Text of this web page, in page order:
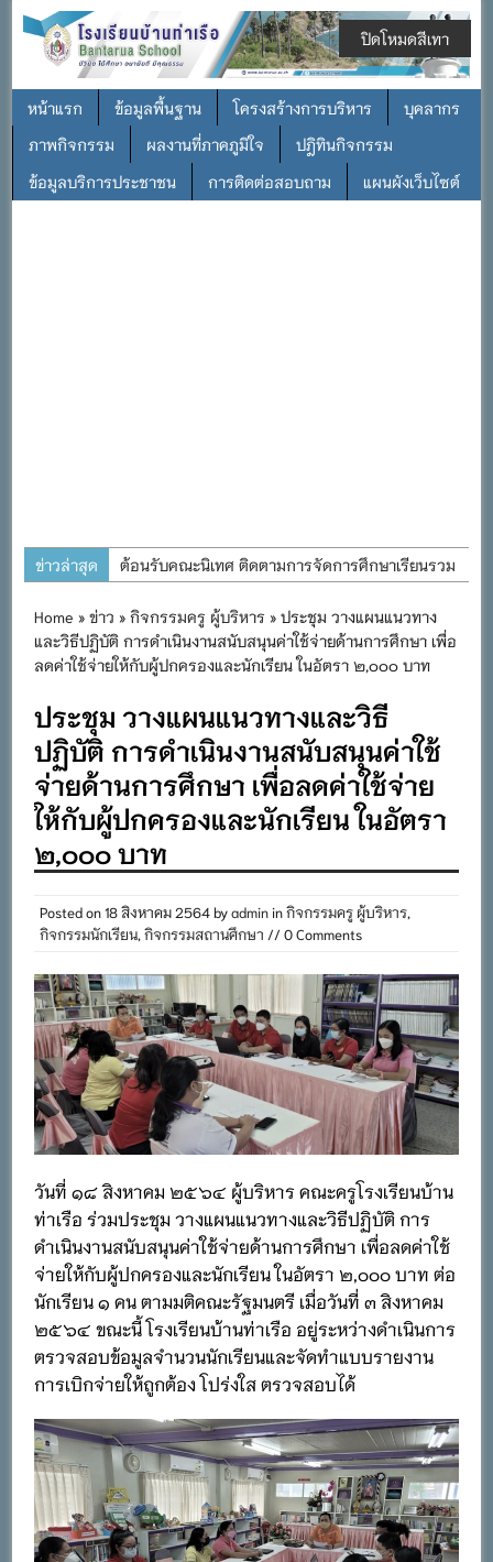
หน้าแรก ข้อมูลพื้นฐาน โครงสร้างการบริหาร
บุคลากร
ภาพกิจกรรม
ผลงานที่ภาคภูมิใจ
ปฎิทินกิจกรรม
ข้อมูลบริการประชาชน
การติดต่อสอบถาม แผนผังเว็บไซต์
ข่าวล่าสุด
ต้อนรับคณะนิเทศ ติดตามการจัดการศึกษาเรียนรวม
การอบรมการจัดทำแผนพัฒนาการจัดการศึกษาและ
แผนปฏิบัติการประจำปีของโรงเรียนในสังกัด
พิธีถวายเครื่องราชสักการะ วางพานพุ่ม และจุด
เทียนถวายพระพรชัยมงคล เนื่องในโอกาสวันเฉลิม
พระชนมพรรษา พระบาทสมเด็จพระเจ้าอยู่หัว ๒๘
กรกฎาคม ๒๕๖๙
กิจกรรมถวายเทียนพรรษา สืบสานพระพุทธศาสนา
เนื่องในวันอาสาฬหบูชาและวันเข้าพรรษา
กิจกรรม SAFETY FOR KIDS เสริมสร้างวินัยและ
ความปลอดภัยในการใช้รถใช้ถนน
Home »ข่าว »กิจกรรมครู ผู้บริหาร » ประชุม วางแผนแนวทาง
และวิธีปฏิบัติ การดำเนินงานสนับสนุนค่าใช้จ่ายด้านการศึกษา เพื่อ
ลดค่าใช้จ่ายให้กับผู้ปกครองและนักเรียน ในอัตรา ๒,๐๐๐ บาท
ประชุม วางแผนแนวทางและวิธี
ปฏิบัติ การดำเนินงานสนับสนุนค่าใช้
จ่ายด้านการศึกษา เพื่อลดค่าใช้จ่าย
ให้กับผู้ปกครองและนักเรียน ในอัตรา
๒,๐๐๐ บาท
Posted on18 สิงหาคม 2564byadmininกิจกรรมครู ผู้บริหาร,
กิจกรรมนักเรียน,กิจกรรมสถานศึกษา // 0 Comments
วันที่ ๑๘ สิงหาคม ๒๕๖๔ ผู้บริหาร คณะครูโรงเรียนบ้าน
ท่าเรือ ร่วมประชุม วางแผนแนวทางและวิธีปฏิบัติ การ
ดำเนินงานสนับสนุนค่าใช้จ่ายด้านการศึกษา เพื่อลดค่าใช้
จ่ายให้กับผู้ปกครองและนักเรียน ในอัตรา ๒,๐๐๐ บาท ต่อ
นักเรียน ๑ คน ตามมติคณะรัฐมนตรี เมื่อวันที่ ๓ สิงหาคม
๒๕๖๔ ขณะนี้ โรงเรียนบ้านท่าเรือ อยู่ระหว่างดำเนินการ
ตรวจสอบข้อมูลจำนวนนักเรียนและจัดทำแบบรายงาน
การเบิกจ่ายให้ถูกต้อง โปร่งใส ตรวจสอบได้
ปิดโหมดสีเทา